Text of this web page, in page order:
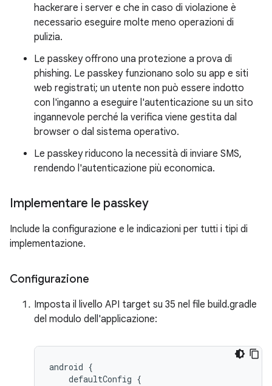
hackerare i server e che in caso di violazione è
necessario eseguire molte meno operazioni di
pulizia.
Le passkey offrono una protezione a prova di
phishing. Le passkey funzionano solo su app e siti
web registrati; un utente non può essere indotto
con l'inganno a eseguire l'autenticazione su un sito
ingannevole perché la verifica viene gestita dal
browser o dal sistema operativo.
Le passkey riducono la necessità di inviare SMS,
rendendo l'autenticazione più economica.
Implementare le passkey
Include la configurazione e le indicazioni per tutti i tipi di
implementazione.
Configurazione
Imposta il livello API target su 35 nel file build.gradle
del modulo dell'applicazione:
android {
    defaultConfig {